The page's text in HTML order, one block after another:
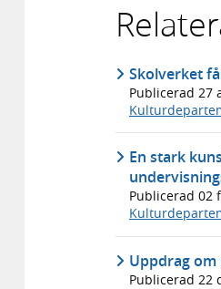
Skolverket
Publicerad 27
En stark
Publicerad 02
Uppdrag
Publicerad 22